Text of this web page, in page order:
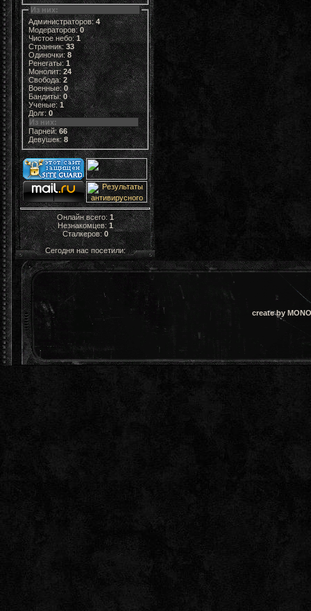
Из них:
Администраторов:4
Модераторов:0
Чистое небо:1
Странник: 33
Одиночки:8
Ренегаты:1
Монолит:24
Свобода:2
Военные:0
Бандиты:0
Ученые:1
Долг:0
Из них:
Парней:66
Девушек:8
Онлайн всего:1
Незнакомцев:1
Сталкеров:0
Сегодня нас посетили:
create by